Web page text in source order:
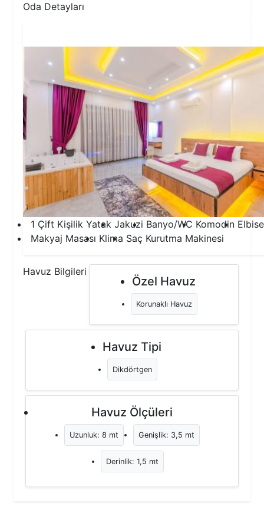
Oda Detayları
1 Çift Kişilik Yatak Jakuzi Banyo/WC Komodin
Makyaj Masası Klima Saç Kurutma Makinesi
Havuz Bilgileri
Özel Havuz
Korunaklı Havuz
Havuz Tipi
Dikdörtgen
Havuz Ölçüleri
Uzunluk: 8 mt Genişlik: 3,5 mt
Derinlik: 1,5 mt